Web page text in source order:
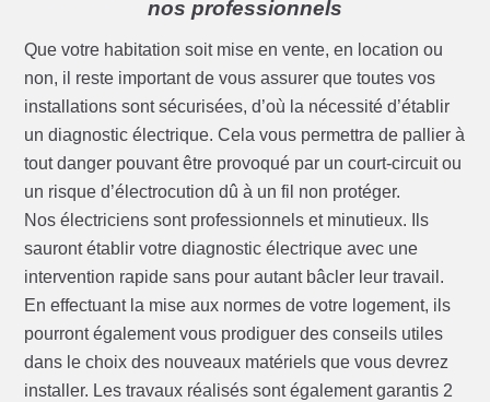
nos professionnels
Que votre habitation soit mise en vente, en location ou
non, il reste important de vous assurer que toutes vos
installations sont sécurisées, d’où la nécessité d’établir
un diagnostic électrique. Cela vous permettra de pallier à
tout danger pouvant être provoqué par un court-circuit ou
un risque d’électrocution dû à un fil non protéger.
Nos électriciens sont professionnels et minutieux. Ils
sauront établir votre diagnostic électrique avec une
intervention rapide sans pour autant bâcler leur travail.
En effectuant la mise aux normes de votre logement, ils
pourront également vous prodiguer des conseils utiles
dans le choix des nouveaux matériels que vous devrez
installer. Les travaux réalisés sont également garantis 2